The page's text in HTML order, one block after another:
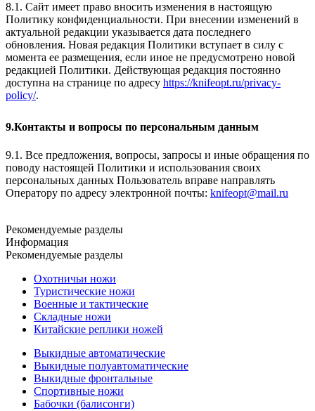
8.1. Сайт имеет право вносить изменения в настоящую
Политику конфиденциальности. При внесении изменений в
актуальной редакции указывается дата последнего
обновления. Новая редакция Политики вступает в силу с
момента ее размещения, если иное не предусмотрено новой
редакцией Политики. Действующая редакция постоянно
доступна на странице по адресу https://knifeopt.ru/privacy-
policy/.
9.Контакты и вопросы по персональным данным
9.1. Все предложения, вопросы, запросы и иные обращения по
поводу настоящей Политики и использования своих
персональных данных Пользователь вправе направлять
Оператору по адресу электронной почты: knifeopt@mail.ru
Рекомендуемые разделы
Информация
Рекомендуемые разделы
Охотничьи ножи
Туристические ножи
Военные и тактические
Складные ножи
Китайские реплики ножей
Выкидные автоматические
Выкидные полуавтоматические
Выкидные фронтальные
Спортивные ножи
Бабочки (балисонги)